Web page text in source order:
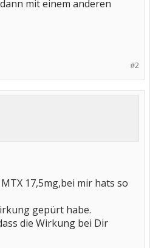
mit einem anderen
#2
17,5mg,bei mir hats so
gepürt habe.
die Wirkung bei Dir